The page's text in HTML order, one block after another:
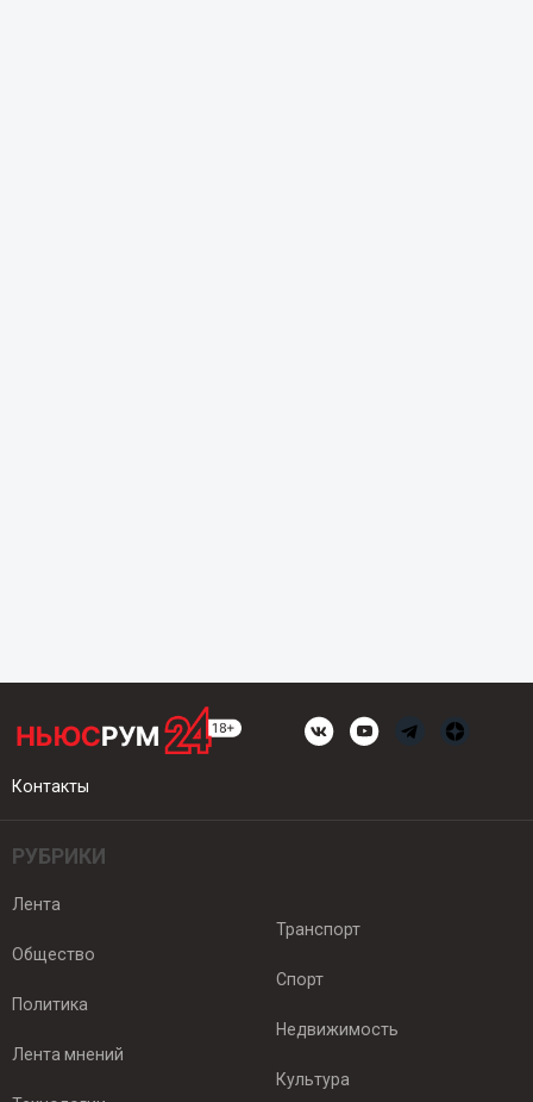
Контакты
РУБРИКИ
Лента
Общество
Политика
Лента мнений
Транспорт
Спорт
Недвижимость
Культура